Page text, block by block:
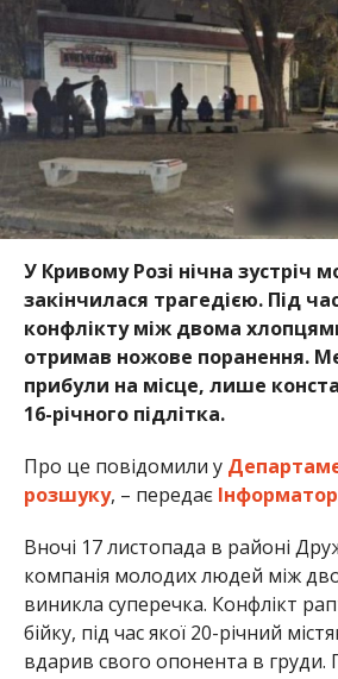
У Кривому Розі нічна зустріч
закінчилася трагедією. Під
конфлікту між двома
отримав ножове поранення.
прибули на місце, лише
16-річного підлітка.
Про це повідомили у
розшуку, – передає Інформатор
Вночі 17 листопада в районі
компанія молодих людей між
виникла суперечка. Конфлікт
бійку, під час якої 20-річний
вдарив свого опонента в груди.